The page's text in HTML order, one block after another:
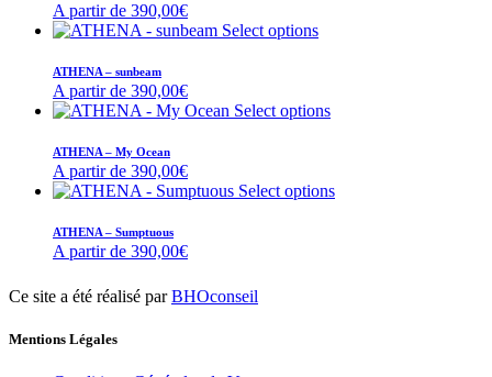
A partir de 390,00€
Select options
ATHENA – sunbeam
A partir de 390,00€
Select options
ATHENA – My Ocean
A partir de 390,00€
Select options
ATHENA – Sumptuous
A partir de 390,00€
Ce site a été réalisé parBHOconseil
Mentions Légales